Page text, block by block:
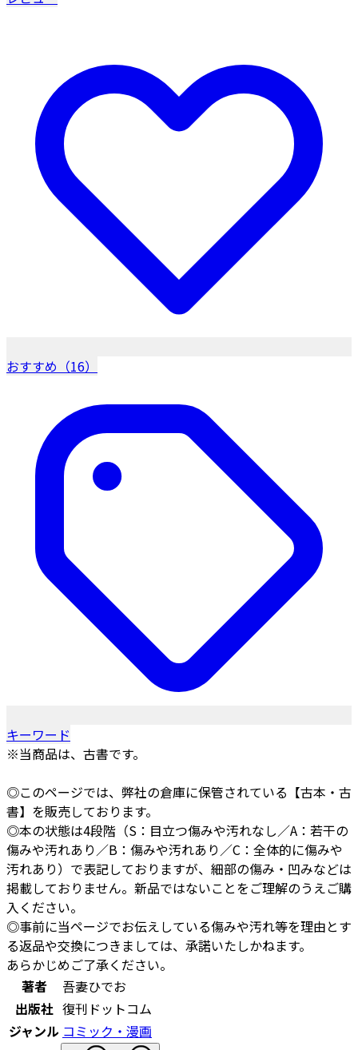
おすすめ（16）
キーワード
※当商品は、古書です。
◎このページでは、弊社の倉庫に保管されている【古本・古
書】を販売しております。
◎本の状態は4段階（S：目立つ傷みや汚れなし／A：若干の
傷みや汚れあり／B：傷みや汚れあり／C：全体的に傷みや
汚れあり）で表記しておりますが、細部の傷み・凹みなどは
掲載しておりません。新品ではないことをご理解のうえご購
入ください。
◎事前に当ページでお伝えしている傷みや汚れ等を理由とす
る返品や交換につきましては、承諾いたしかねます。
あらかじめご了承ください。
著者
吾妻ひでお
出版社 復刊ドットコム
ジャンル コミック・漫画